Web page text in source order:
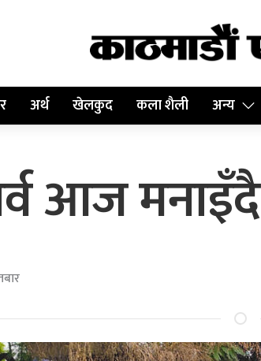
अर्थ खेलकुद कला शैली अन्य
आज मनाइँदै